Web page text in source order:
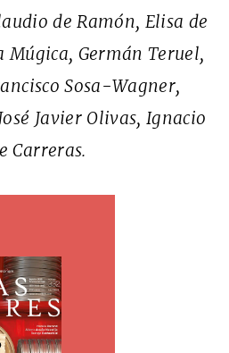
de Ramón, Elisa de
Múgica, Germán Teruel,
Sosa-Wagner,
Javier Olivas, Ignacio
Carreras.